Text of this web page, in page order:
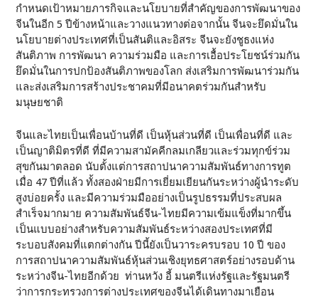
กำหนดเป้าหมายภารกิจและนโยบายที่สำคัญของการพัฒนาของ
จีนในอีก 5 ปีข้างหน้าและวางแนวทางต่อจากนั้น จีนจะยึดมั่นใน
นโยบายต่างประเทศที่เป็นสันติและอิสระ จีนจะยังชูธงแห่ง
สันติภาพ การพัฒนา ความร่วมมือ และการเอื้อประโยชน์ร่วมกัน
ยึดมั่นในการปกป้องสันติภาพของโลก ส่งเสริมการพัฒนาร่วมกัน
และส่งเสริมการสร้างประชาคมที่มีอนาคตร่วมกันสำหรับ
มนุษยชาติ
จีนและไทยเป็นเพื่อนบ้านที่ดี เป็นหุ้นส่วนที่ดี เป็นเพื่อนที่ดี และ
เป็นญาติมิตรที่ดี ที่มีความสามัคคีกลมเกลียวและร่วมทุกข์ร่วม
สุขกันมาตลอด นับตั้งแต่การสถาปนาความสัมพันธ์ทางการทูต
เมื่อ 47 ปีที่แล้ว ทั้งสองฝ่ายมีการเยี่ยมเยียนกันระหว่างผู้นำระดับ
สูงบ่อยครั้ง และมีความร่วมมืออย่างเป็นรูปธรรมที่ประสบผล
สำเร็จมากมาย ความสัมพันธ์จีน-ไทยมีความเข้มแข็งที่มากขึ้น
เป็นแบบอย่างสำหรับความสัมพันธ์ระหว่างสองประเทศที่มี
ระบอบสังคมที่แตกต่างกัน ปีนี้ยังเป็นวาระครบรอบ 10 ปี ของ
การสถาปนาความสัมพันธ์หุ้นส่วนเชิงยุทธศาสตร์อย่างรอบด้าน
ระหว่างจีน-ไทยอีกด้วย ท่านหวัง อี้ มนตรีแห่งรัฐและรัฐมนตรี
ว่าการกระทรวงการต่างประเทศของจีนได้เดินทางมาเยือน